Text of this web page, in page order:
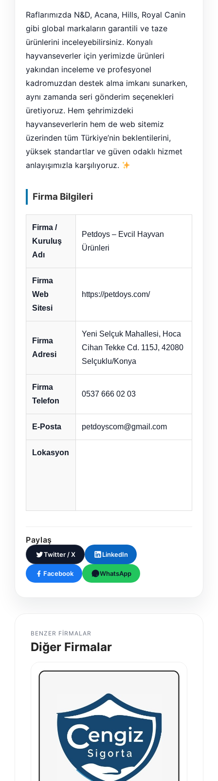
Raflarımızda N&D, Acana, Hills, Royal Canin
gibi global markaların garantili ve taze
ürünlerini inceleyebilirsiniz. Konyalı
hayvanseverler için yerimizde ürünleri
yakından inceleme ve profesyonel
kadromuzdan destek alma imkanı sunarken,
aynı zamanda seri gönderim seçenekleri
üretiyoruz. Hem şehrimizdeki
hayvanseverlerin hem de web sitemiz
üzerinden tüm Türkiye’nin beklentilerini,
yüksek standartlar ve güven odaklı hizmet
anlayışımızla karşılıyoruz.
Firma Bilgileri
Firma /
Kuruluş
Adı
Petdoys – Evcil Hayvan
Ürünleri
Firma
Web
Sitesi
https://petdoys.com/
Firma
Adresi
Yeni Selçuk Mahallesi, Hoca
Cihan Tekke Cd. 115J, 42080
Selçuklu/Konya
Firma
Telefon
0537 666 02 03
E-Posta petdoyscom@gmail.com
Lokasyon
Paylaş
Twitter / X LinkedIn
Facebook WhatsApp
BENZER FIRMALAR
Diğer Firmalar